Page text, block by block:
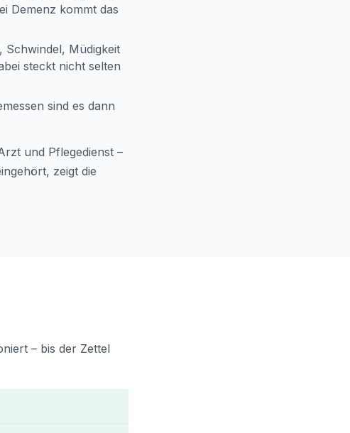
Demenz kommt das
Schwindel, Müdigkeit
steckt nicht selten
sind es dann
und Pflegedienst –
zeigt die
– bis der Zettel